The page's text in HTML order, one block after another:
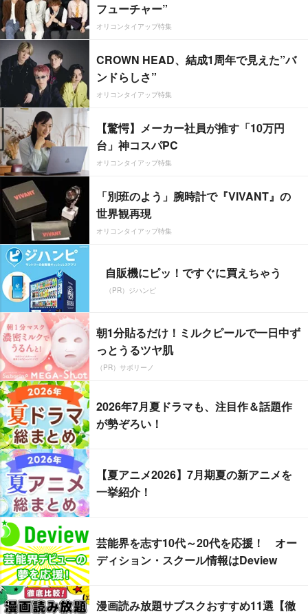
フューチャー”
オリコンタイアップ特集
CROWN HEAD、結成1周年で見えた”バ
ンドらしさ”
オリコンタイアップ特集
【驚愕】メーカー社員が推す「10万円
台」神コスパPC
オリコンタイアップ特集
「別班のよう」腕時計で『VIVANT』の
世界観再現
オリコンタイアップ特集
自販機にピッ！ですぐに買えちゃう
（PR）ジハンピ
朝1分貼るだけ！ミルクピールで一日中ず
っとうるツヤ肌
（PR）サボリーノ
2026年7月夏ドラマも、注目作＆話題作
が勢ぞろい！
【夏アニメ2026】7月期夏の新アニメを
一挙紹介！
芸能界を志す10代～20代を応援！ オー
ディション・スクール情報はDeview
漫画読み放題サブスクおすすめ11選【徹